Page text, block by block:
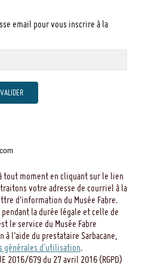
- Hilaire ,
- 1995
collections -
n° 181, p. 196, repr.
neue Perspektiven
- Sagner , Karin -
email pour vous inscrire à la
VALIDER
tout moment en cliquant sur le lien
votre adresse de courriel à la
d’information du Musée Fabre.
la durée légale et celle de
le service du Musée Fabre
l’aide du prestataire Sarbacane,
générales d'utilisation.
2016/679 du 27 avril 2016 (RGPD)